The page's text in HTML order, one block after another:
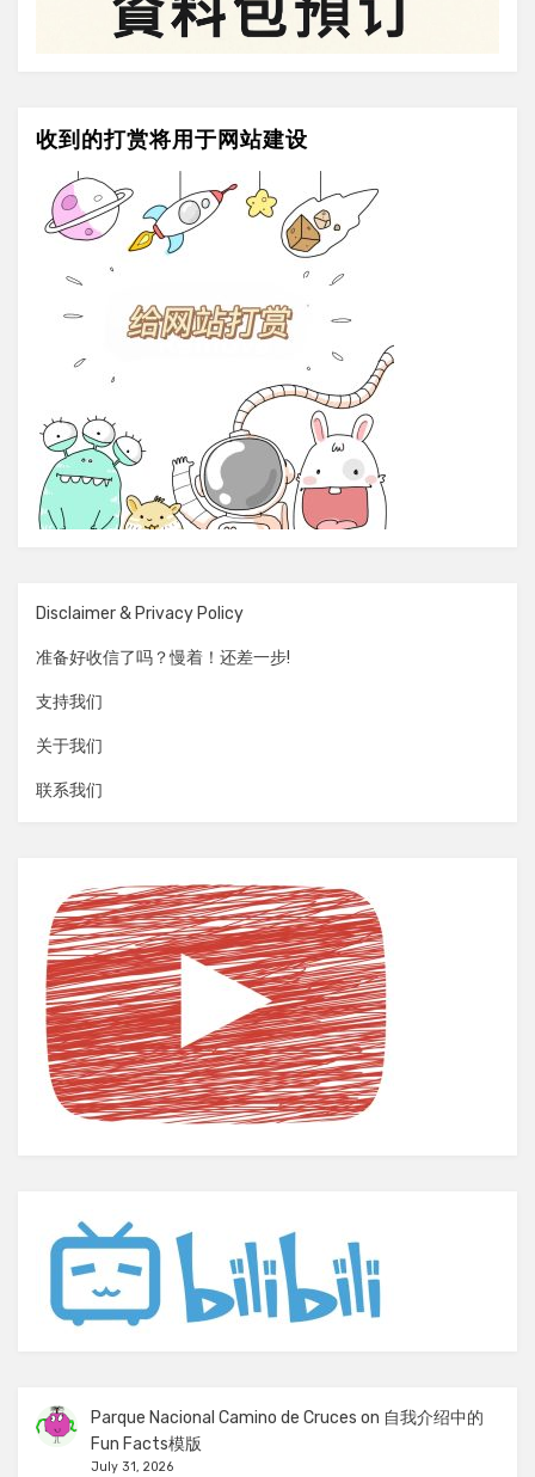
收到的打赏将用于网站建设
Disclaimer & Privacy Policy
准备好收信了吗？慢着！还差一步!
支持我们
关于我们
联系我们
Parque Nacional Camino de Cruces on 自我介绍中的
Fun Facts模版
July 31, 2026